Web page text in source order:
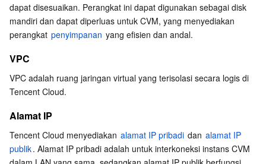
TencentDB for CTSDB
Database Management Center
Gateway Load Balancer
Cloud Connect Network
Elastic Network Interface
NAT Gateway
Key Management Service
Bastion Host
Data Security Audit
Captcha
Image Moderation System
Audio Moderation System
Video Moderation System
Layanan Keamanan
Security Service Platform
Tencent Cloud Firewall
Web Application Firewall
Cloud Workload Protection Platform
Keamanan Aplikasi
Mobile Security
Security Token Service
Domain & Situs Web
Domains
Aplikasi Perusahaan
dapat disesuaikan. Perangkat ini dapat digunakan sebagai disk
mandiri dan dapat diperluas untuk CVM, yang menyediakan
perangkat penyimpanan yang efisien dan andal.
VPC
VPC adalah ruang jaringan virtual yang terisolasi secara logis di
Tencent Cloud.
Alamat IP
Tencent Cloud menyediakan alamat IP pribadi dan alamat IP
publik. Alamat IP pribadi adalah untuk interkoneksi instans CVM